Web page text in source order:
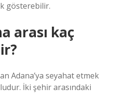
gösterebilir.
arası kaç
Adana’ya seyahat etmek
İki şehir arasındaki